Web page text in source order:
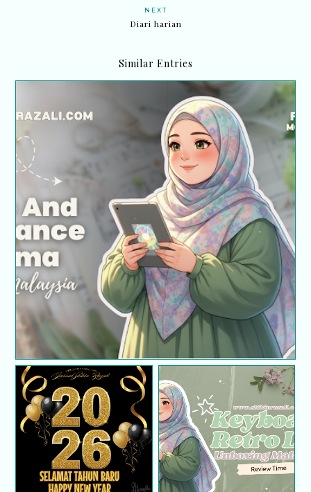
NEXT
Diari harian
Similar Entries
Home Fragrance Aroma | Unboxing Malaysia
Tahun Baru dan
Perjalanan Hidup
Seterusnya
Keyboard Retro LED |
Unboxing Malaysia